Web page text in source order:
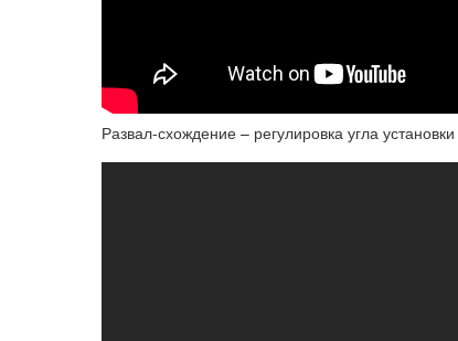
Развал-схождение – регулировка угла